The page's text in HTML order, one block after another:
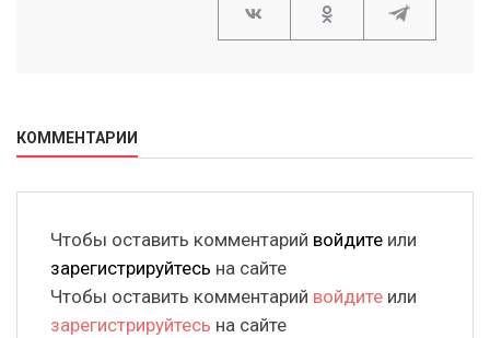
КОММЕНТАРИИ
Чтобы оставить комментарий войдите или
зарегистрируйтесь на сайте
Чтобы оставить комментарий войдите или
зарегистрируйтесь на сайте